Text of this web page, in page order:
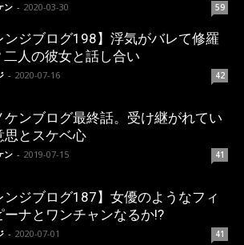
ン - 2020-03-30 59
ンジブログ198】浮気がバレて修羅
二人の彼女と話し合い
- 2020-07-16 42
ケンブログ最終話。受け継がれてい
思とスケベ心
ン - 2019-07-15 41
ンジブログ187】女優のようなフィ
ーナとワンチャンなるか!?
- 2020-07-01 41